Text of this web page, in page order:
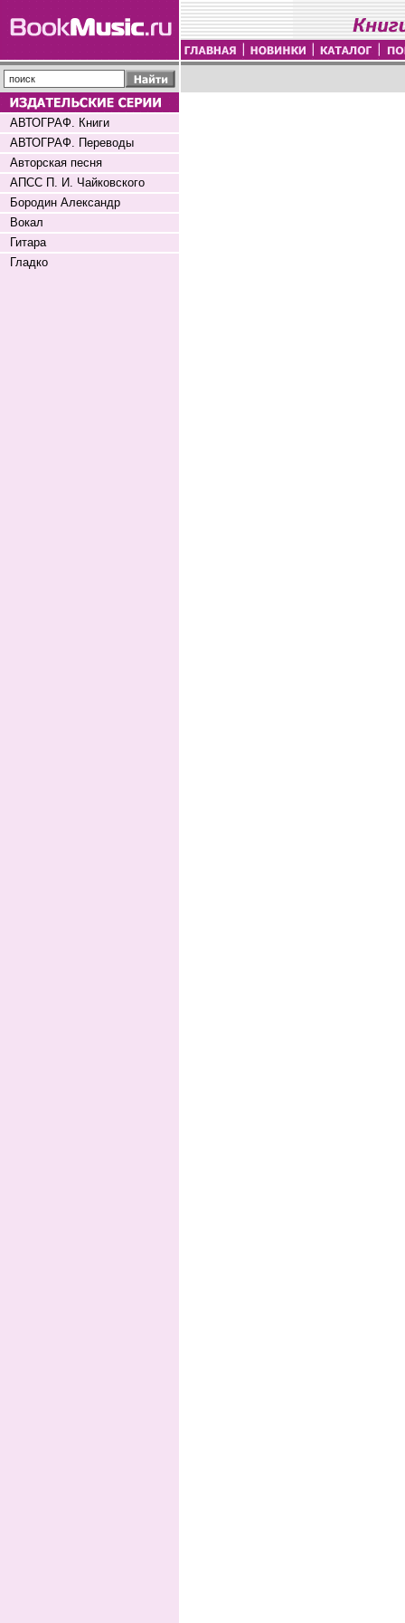
АВТОГРАФ. Книги
АВТОГРАФ. Переводы
Авторская песня
АПСС П. И. Чайковского
Бородин Александр
Вокал
Гитара
Гладко